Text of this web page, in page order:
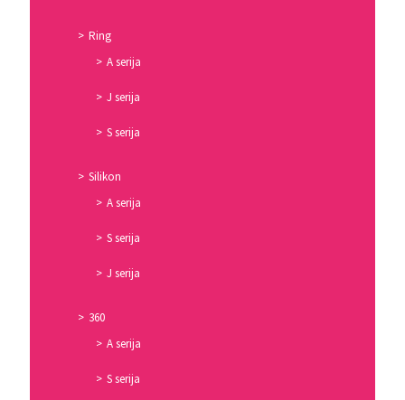
Ring
A serija
J serija
S serija
Silikon
A serija
S serija
J serija
360
A serija
S serija